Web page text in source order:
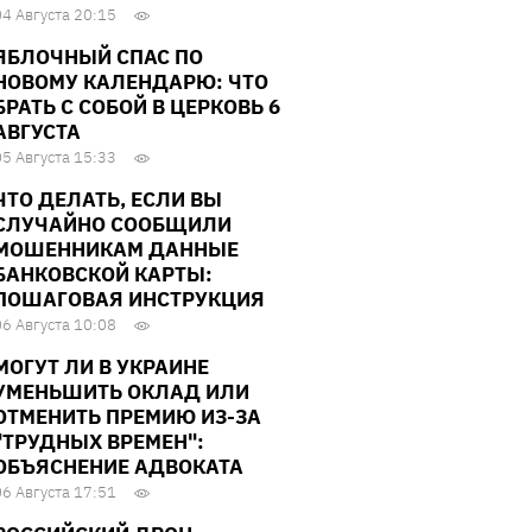
Августа 20:15
СПАС ПО
КАЛЕНДАРЮ: ЧТО
С СОБОЙ В ЦЕРКОВЬ 6
Августа 15:33
ДЕЛАТЬ, ЕСЛИ ВЫ
СООБЩИЛИ
ДАННЫЕ
КАРТЫ:
ИНСТРУКЦИЯ
Августа 10:08
ЛИ В УКРАИНЕ
ОКЛАД ИЛИ
ПРЕМИЮ ИЗ-ЗА
ВРЕМЕН":
АДВОКАТА
Августа 17:51